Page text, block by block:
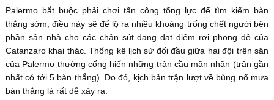
Palermo bắt buộc phải chơi tấn công tổng lực để tìm kiếm bàn
thắng sớm, điều này sẽ để lộ ra nhiều khoảng trống chết người bên
phần sân nhà cho các chân sút đang đạt điểm rơi phong độ của
Catanzaro khai thác. Thống kê lịch sử đối đầu giữa hai đội trên sân
của Palermo thường cống hiến những trận cầu mãn nhãn (trận gần
nhất có tới 5 bàn thắng). Do đó, kịch bản trận lượt về bùng nổ mưa
bàn thắng là rất dễ xảy ra.